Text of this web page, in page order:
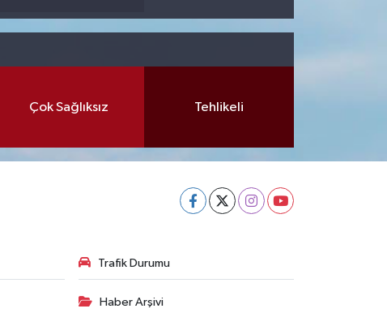
Çok Sağlıksız Tehlikeli
Trafik Durumu
Haber Arşivi